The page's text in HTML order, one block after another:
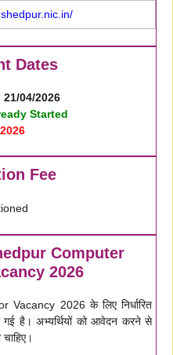
Dates
21/04/2026
Started
Fee
Computer
2026
2026 के लिए निर्धारित
गई है। अभ्यर्थियों को आवेदन करने से